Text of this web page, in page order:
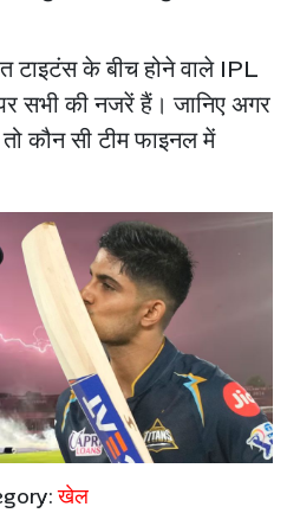
टाइटंस के बीच होने वाले IPL
सभी की नजरें हैं। जानिए अगर
कौन सी टीम फाइनल में
खेल